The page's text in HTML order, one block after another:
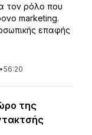
τον ρόλο που
marketing.
επαφής
•56:20
της